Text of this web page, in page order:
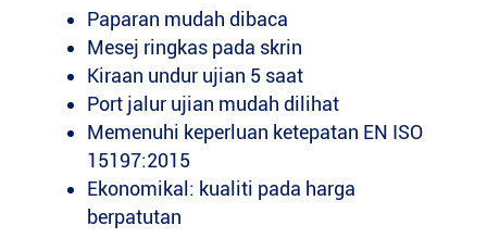
Paparan mudah dibaca
Mesej ringkas pada skrin
Kiraan undur ujian 5 saat
Port jalur ujian mudah dilihat
Memenuhi keperluan ketepatan EN ISO
15197:2015
Ekonomikal: kualiti pada harga
berpatutan